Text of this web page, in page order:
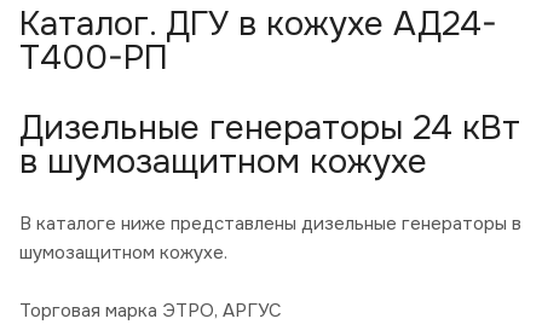
Каталог. ДГУ в кожухе АД24-
Т400-РП
Дизельные генераторы 24 кВт
в шумозащитном кожухе
В каталоге ниже представлены дизельные генераторы в
шумозащитном кожухе.
Торговая марка ЭТРО, АРГУС